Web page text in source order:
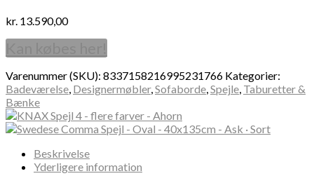
kr. 13.590,00
Varenummer (SKU): 8337158216995231766 Kategorier:
Badeværelse, Designermøbler,Sofaborde,Spejle, Taburetter &
Bænke
Beskrivelse
Yderligere information